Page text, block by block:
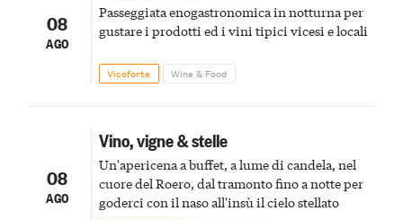
08
AGO
Passeggiata enogastronomica in notturna per
gustare i prodotti ed i vini tipici vicesi e locali
Vicoforte Wine & Food
08
AGO
Vino, vigne & stelle
Un'apericena a buffet, a lume di candela, nel
cuore del Roero, dal tramonto fino a notte per
goderci con il naso all'insù il cielo stellato